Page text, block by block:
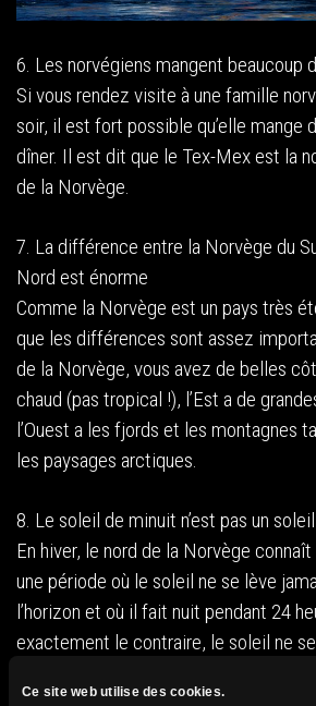
Ce site web utilise des cookies.
6. Les norvégiens mangent beaucoup
Si vous rendez visite à une famille
soir, il est fort possible qu’elle mange
dîner. Il est dit que le Tex-Mex est la
de la Norvège.
7. La différence entre la Norvège du
Nord est énorme
Comme la Norvège est un pays très
que les différences sont assez
de la Norvège, vous avez de belles
chaud (pas tropical !), l’Est a de
l’Ouest a les fjords et les montagnes
les paysages arctiques.
8. Le soleil de minuit n’est pas un
En hiver, le nord de la Norvège
une période où le soleil ne se lève
l’horizon et où il fait nuit pendant 24
exactement le contraire, le soleil ne